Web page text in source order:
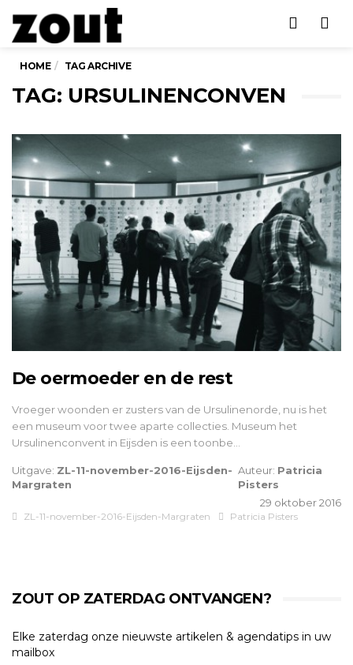
HOME TAG ARCHIVE
TAG: URSULINENCONVEN
De oermoeder en de rest
Vroeger woonden er zusters van de Ursulinenorde, nu is het
een museum voor twee aparte collecties. Museum het
Ursulinenconvent in Eijsden is een toonbe…
Uitgave: ZL-11-november-2016-Eijsden-
Margraten
Auteur: Patricia
Pisters
29 oktober 2016
ZL-11-november-2016-Eijsden-Margraten Patricia Pisters
ZOUT OP ZATERDAG ONTVANGEN?
Elke zaterdag onze nieuwste artikelen & agendatips in uw
mailbox